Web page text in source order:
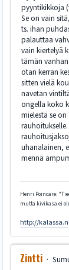
pyyntikikkoja
Se on vain
ts. ihan
palauttaa
vain kiertelyä
tämän
otan kerran
sitten vielä
navetan
ongella koko
mielestä se
uhanalainen,
mennä
Henri Poincare:
mutta kivikasa ei
http://
Zintti